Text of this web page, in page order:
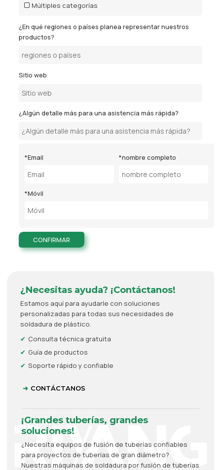
Múltiples categorías
¿En qué regiones o países planea representar nuestros
productos?
Sitio web
¿Algún detalle más para una asistencia más rápida?
*Email *nombre completo
*Móvil
CONFIRMAR
¿Necesitas ayuda? ¡Contáctanos!
Estamos aquí para ayudarle con soluciones
personalizadas para todas sus necesidades de
soldadura de plástico.
Consulta técnica gratuita
Guía de productos
Soporte rápido y confiable
CONTÁCTANOS
¡Grandes tuberías, grandes
soluciones!
¿Necesita equipos de fusión de tuberías confiables
para proyectos de tuberías de gran diámetro?
Nuestras máquinas de soldadura por fusión de tuberías